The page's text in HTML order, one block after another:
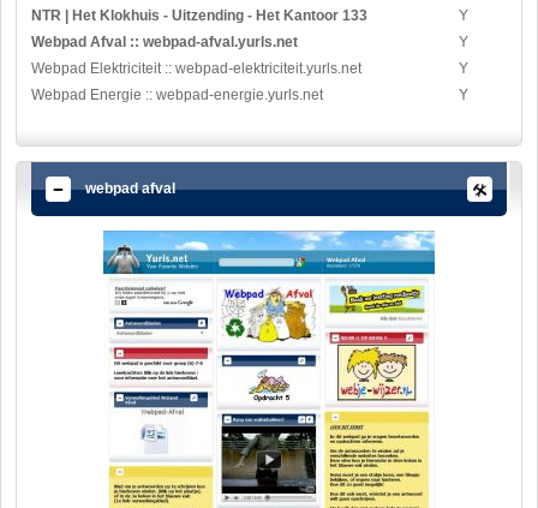
NTR | Het Klokhuis - Uitzending - Het Kantoor 133
Y
Webpad Afval :: webpad-afval.yurls.net
Y
Webpad Elektriciteit :: webpad-elektriciteit.yurls.net
Y
Webpad Energie :: webpad-energie.yurls.net
Y
webpad afval